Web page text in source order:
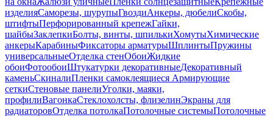
изделияСаморезы, шурупыГвоздиАнкеры, дюбелиСкобы,
штифтыПерфорированный крепежГайки,
шайбыЗаклепкиБолты, винты, шпилькиХомутыХимические
анкерыКарабиныФиксаторы арматурыШплинтыПружины
универсальныеОтделка стенОбоиЖидкие
обоиФотообоиШтукатурки декоративныеДекоративный
каменьСкиналиПленки самоклеящиеся Армирующие
сеткиСтеновые панелиУголки, маяки,
профилиВагонкаСтеклохолсты, флизелинЭкраны для
радиаторовОтделка потолкаПотолочные системыПотолочные